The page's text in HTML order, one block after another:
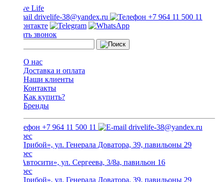
drivelife-38@yandex.ru +7 964 11 500 11
Заказать звонок
О нас
Доставка и оплата
Наши клиенты
Контакты
Как купить?
Бренды
+7 964 11 500 11 drivelife-38@yandex.ru
ТЦ «Прибой», ул. Генерала Доватора, 39, павильоны 29
ТЦ «Автосити», ул. Сергеева, 3/8а, павильон 16
ТЦ «Прибой», ул. Генерала Доватора, 39, павильоны 29